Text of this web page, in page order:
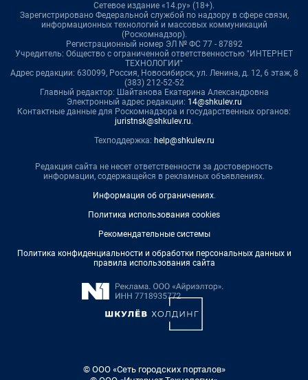
Сетевое издание «14.ру» (18+).
Зарегистрировано Федеральной службой по надзору в сфере связи,
информационных технологий и массовых коммуникаций
(Роскомнадзор).
Регистрационный номер ЭЛ № ФС 77 - 87892
Учредитель: Общество с ограниченной ответственностью "ИНТЕРНЕТ
ТЕХНОЛОГИИ"
Адрес редакции: 630099, Россия, Новосибирск, ул. Ленина, д. 12, 6 этаж, 8
(383) 212-52-52
Главный редактор: Шайтанова Екатерина Александровна
Электронный адрес редакции: 14@shkulev.ru
Контактные данные для Роскомнадзора и государственных органов:
juristnsk@shkulev.ru.
Техподдержка: help@shkulev.ru
Редакция сайта не несет ответственности за достоверность
информации, содержащейся в рекламных объявлениях.
Информация об ограничениях.
Политика использования cookies
Рекомендательные системы
Политика конфиденциальности и обработки персональных данных и
правила использования сайта
© ООО «Сеть городских порталов»